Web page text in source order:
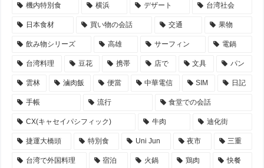
機内特別食 横浜 デザート 台湾社会
日本食材 買い物の会話 交通 果物
飲み物シリーズ 高雄 サーフィン 電鍋
台湾料理 豆花 携帯 店で 文具 パン
雲林 滷肉飯 便當 中華電信 SIM 日記
手帳 流行 食堂での会話
CX(キャセイパシフィック) 牛肉 迪化街
捷運大橋頭 特別食 Uni Jun 夜市 三重
台湾で外国料理 宿泊 火鍋 鶏肉 快餐